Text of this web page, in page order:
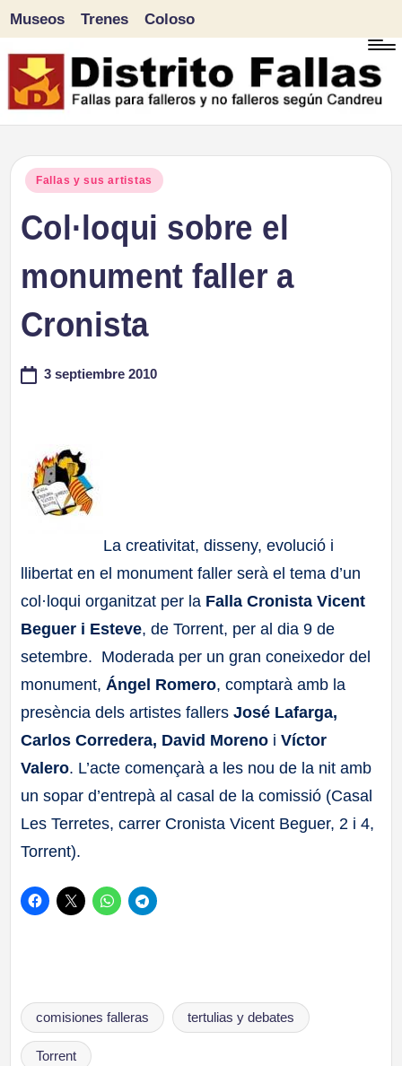
Saltar
al
Museos Trenes Coloso
Publicado
Fallas y sus artistas
Col·loqui sobre el
monument faller a
Cronista
3 septiembre 2010
La creativitat, disseny, evolució i
llibertat en el monument faller serà el tema d’un
col·loqui organitzat per la Falla Cronista Vicent
Beguer i Esteve, de Torrent, per al dia 9 de
setembre. Moderada per un gran coneixedor del
monument, Ángel Romero, comptarà amb la
presència dels artistes fallersJosé Lafarga,
Carlos Corredera, David Moreno iVíctor
Valero. L’acte començarà a les nou de la nit amb
un sopar d’entrepà al casal de la comissió (Casal
Les Terretes, carrer Cronista Vicent Beguer, 2 i 4,
Torrent).
Etiquetas:
comisiones falleras tertulias y debates
Torrent